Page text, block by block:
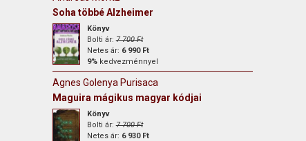
Soha többé Alzheimer
Könyv
Bolti ár:7 700 Ft
Netes ár: 6 990 Ft
9%kedvezménnyel
Agnes Golenya Purisaca
Maguira mágikus magyar kódjai
Könyv
Bolti ár:7 700 Ft
Netes ár: 6 930 Ft